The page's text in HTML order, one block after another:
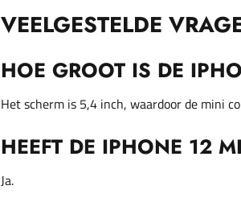
VEELGESTELDE
HOE GROOT IS DE
Het scherm is 5,4 inch, waardoor de mini
HEEFT DE IPHONE 12
Ja.